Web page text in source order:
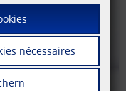
nécessaires